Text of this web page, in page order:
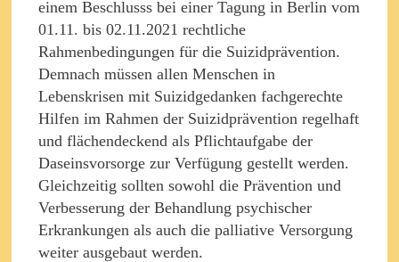
einem Beschlusss bei einer Tagung in Berlin vom
01.11. bis 02.11.2021 rechtliche
Rahmenbedingungen für die Suizidprävention.
Demnach müssen allen Menschen in
Lebenskrisen mit Suizidgedanken fachgerechte
Hilfen im Rahmen der Suizidprävention regelhaft
und flächendeckend als Pflichtaufgabe der
Daseinsvorsorge zur Verfügung gestellt werden.
Gleichzeitig sollten sowohl die Prävention und
Verbesserung der Behandlung psychischer
Erkrankungen als auch die palliative Versorgung
weiter ausgebaut werden.